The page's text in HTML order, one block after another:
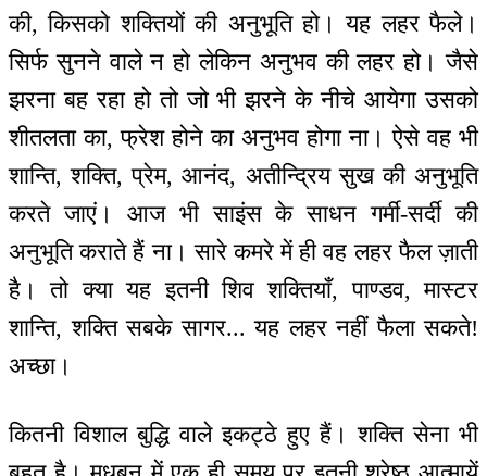
की, किसको शक्तियों की अनुभूति हो। यह लहर फैले।
सिर्फ सुनने वाले न हो लेकिन अनुभव की लहर हो। जैसे
झरना बह रहा हो तो जो भी झरने के नीचे आयेगा उसको
शीतलता का, फ्रेश होने का अनुभव होगा ना। ऐसे वह भी
शान्ति, शक्ति, प्रेम, आनंद, अतीन्द्रिय सुख की अनुभूति
करते जाएं। आज भी साइंस के साधन गर्मी-सर्दी की
अनुभूति कराते हैं ना। सारे कमरे में ही वह लहर फैल ज़ाती
है। तो क्या यह इतनी शिव शक्तियाँ, पाण्डव, मास्टर
शान्ति, शक्ति सबके सागर... यह लहर नहीं फैला सकते!
अच्छा।
कितनी विशाल बुद्धि वाले इकट्ठे हुए हैं। शक्ति सेना भी